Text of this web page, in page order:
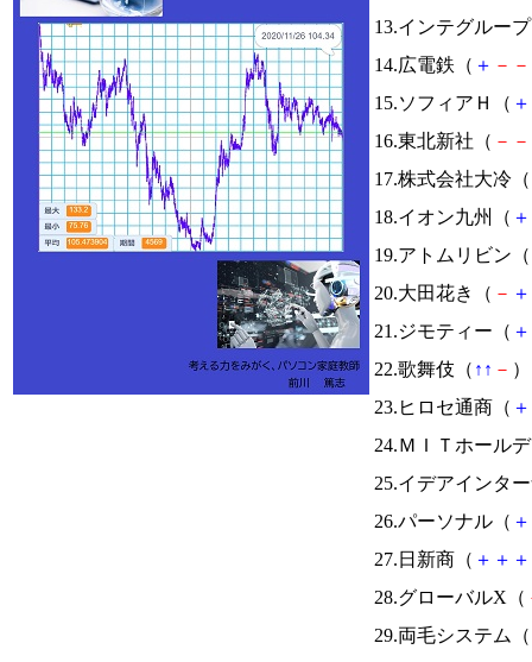
13.インテグルー
14.広電鉄（ ＋ － －
15.ソフィアＨ（ ＋
16.東北新社（ － －
17.株式会社大冷（
18.イオン九州（ ＋
19.アトムリビン（
20.大田花き（ － ＋
21.ジモティー（ ＋
22.歌舞伎（ ↑ ↑ －
23.ヒロセ通商（ ＋
24.ＭＩＴホール
25.イデアインタ
26.パーソナル（ ＋
27.日新商（ ＋ ＋ ＋
28.グローバルX（
29.両毛システム（